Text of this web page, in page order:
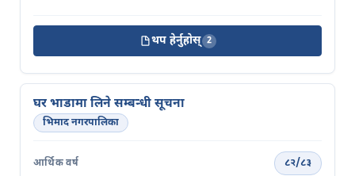
थप हेर्नुहोस् 2
घर भाडामा लिने सम्बन्धी सूचना
भिमाद नगरपालिका
८२/८३